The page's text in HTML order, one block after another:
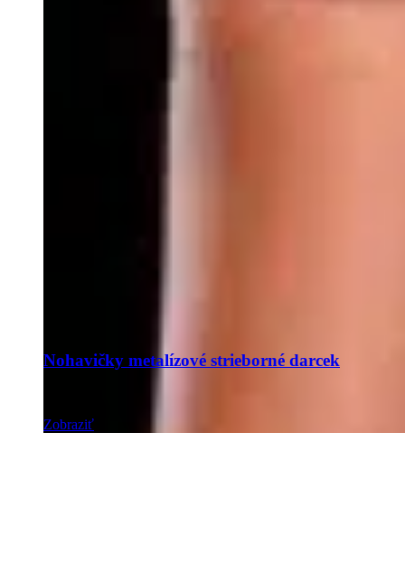
Nohavičky metalízové strieborné darcek
Zobraziť